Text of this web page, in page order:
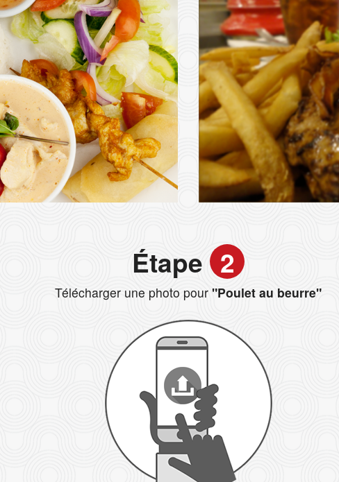
Étape 2
Télécharger une photo pour "Poulet au beurre"